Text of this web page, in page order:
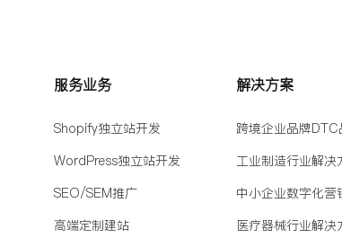
服务业务
Shopify独立站开发
WordPress独立站开发
SEO/SEM推广
高端定制建站
解决方案
跨境企业品牌
工业制造行业解决
中小企业数字化营
医疗器械行业解决